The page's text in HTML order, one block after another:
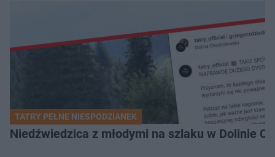
TATRY PEŁNE NIESPODZIANEK
Niedźwiedzica z młodymi na szlaku w Dolinie